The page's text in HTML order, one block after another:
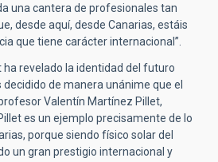
una cantera de profesionales tan
desde aquí, desde Canarias, estáis
que tiene carácter internacional”.
revelado la identidad del futuro
decidido de manera unánime que el
Valentín Martínez Pillet,
es un ejemplo precisamente de lo
porque siendo físico solar del
un gran prestigio internacional y